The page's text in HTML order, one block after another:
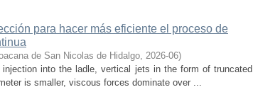
para hacer más eficiente el proceso de
de San Nicolas de Hidalgo, 2026-06)
into the ladle, vertical jets in the form of truncated
is smaller, viscous forces dominate over ...